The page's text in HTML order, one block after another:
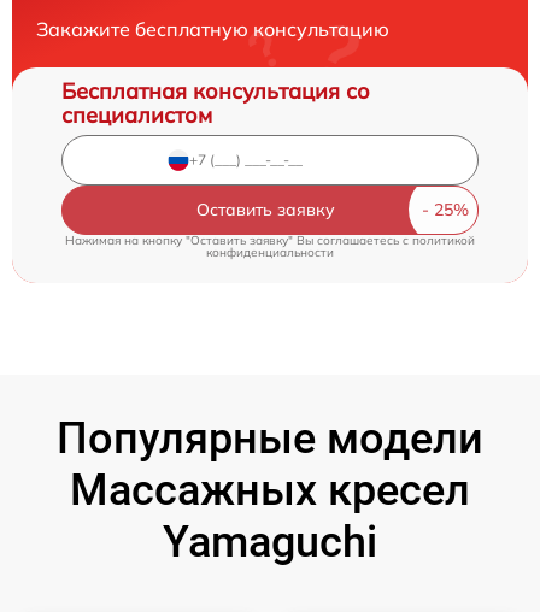
Закажите бесплатную консультацию
Бесплатная консультация со
специалистом
Оставить заявку
Нажимая на кнопку "Оставить заявку" Вы соглашаетесь cполитикой
конфиденциальности
Популярные модели
Массажных кресел
Yamaguchi